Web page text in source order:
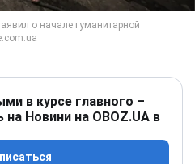
в курсе главного –
Новини на OBOZ.UA в